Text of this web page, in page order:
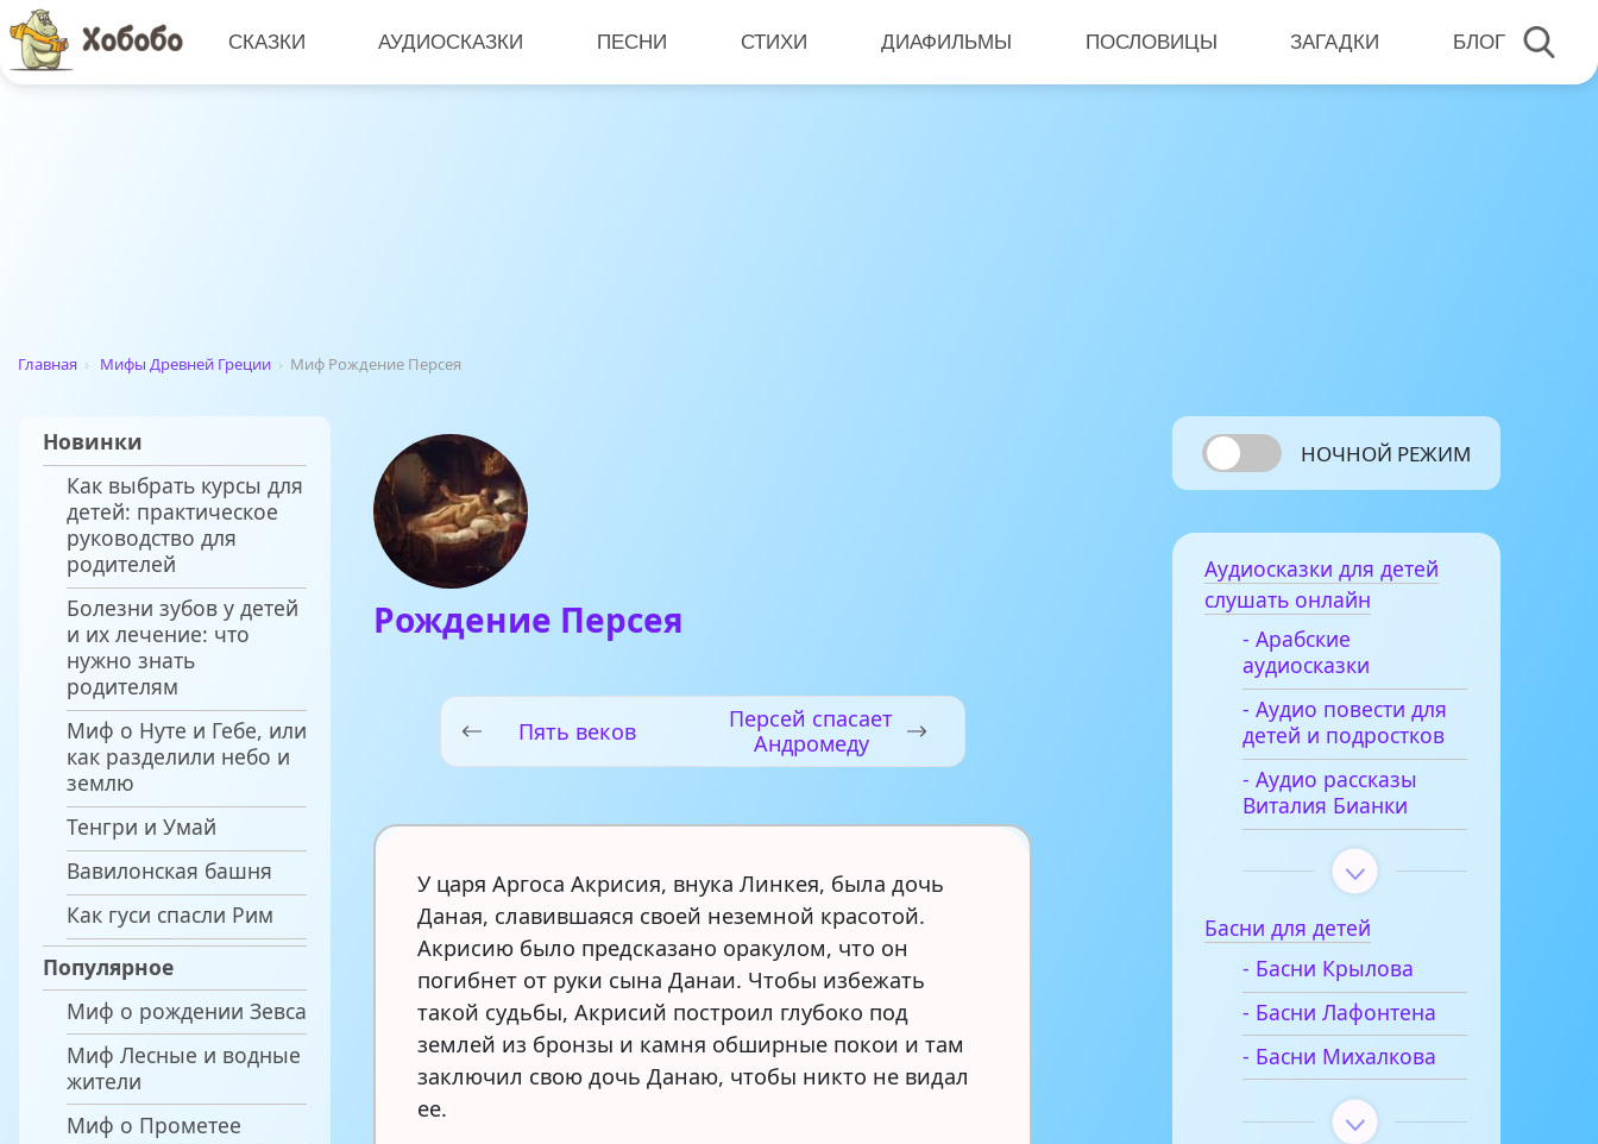
СКАЗКИ АУДИОСКАЗКИ ПЕСНИ СТИХИ ДИАФИЛЬМЫ ПОСЛОВИЦЫ ЗАГАДКИ БЛОГ
Главная › Мифы Древней Греции › Миф Рождение Персея
Новинки
Как выбрать курсы для
детей: практическое
руководство для
родителей
Болезни зубов у детей
и их лечение: что
нужно знать
родителям
Миф о Нуте и Гебе, или
как разделили небо и
землю
Тенгри и Умай
Вавилонская башня
Как гуси спасли Рим
Популярное
Миф о рождении Зевса
Миф Лесные и водные
жители
Миф о Прометее
Рождение Персея
Пять веков
Персей спасает
Андромеду
У царя Аргоса Акрисия, внука Линкея, была дочь
Даная, славившаяся своей неземной красотой.
Акрисию было предсказано оракулом, что он
погибнет от руки сына Данаи. Чтобы избежать
такой судьбы, Акрисий построил глубоко под
землей из бронзы и камня обширные покои и там
заключил свою дочь Данаю, чтобы никто не видал
ее.
НОЧНОЙ РЕЖИМ
Аудиосказки для детей
слушать онлайн
- Арабские
аудиосказки
- Аудио повести для
детей и подростков
- Аудио рассказы
Виталия Бианки
Басни для детей
- Басни Крылова
- Басни Лафонтена
- Басни Михалкова